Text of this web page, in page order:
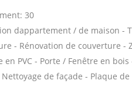
30
dappartement / de maison
- Rénovation de couverture
en PVC - Porte / Fenêtre en
de façade - Plaque